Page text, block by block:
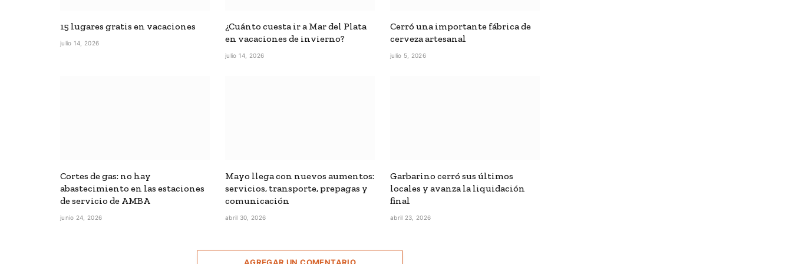
15 lugares gratis en vacaciones
julio 14, 2026
¿Cuánto cuesta ir a Mar del Plata
en vacaciones de invierno?
julio 14, 2026
Cerró una importante fábrica de
cerveza artesanal
julio 5, 2026
Cortes de gas: no hay
abastecimiento en las estaciones
de servicio de AMBA
junio 24, 2026
Mayo llega con nuevos aumentos:
servicios, transporte, prepagas y
comunicación
abril 30, 2026
Garbarino cerró sus últimos
locales y avanza la liquidación
final
abril 23, 2026